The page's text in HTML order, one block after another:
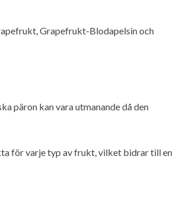
Grapefrukt-Blodapelsin och
päron kan vara utmanande då den
för varje typ av frukt, vilket bidrar till en